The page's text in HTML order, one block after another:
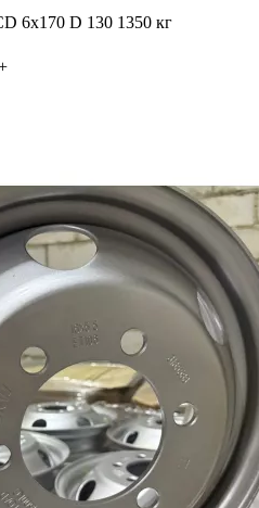
6x170 D 130 1350 кг